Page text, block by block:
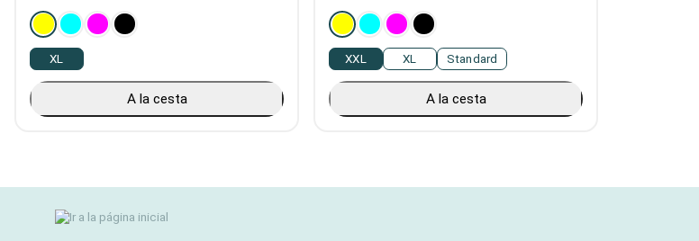
XL
A la cesta
Standard
XXL XL
A la cesta